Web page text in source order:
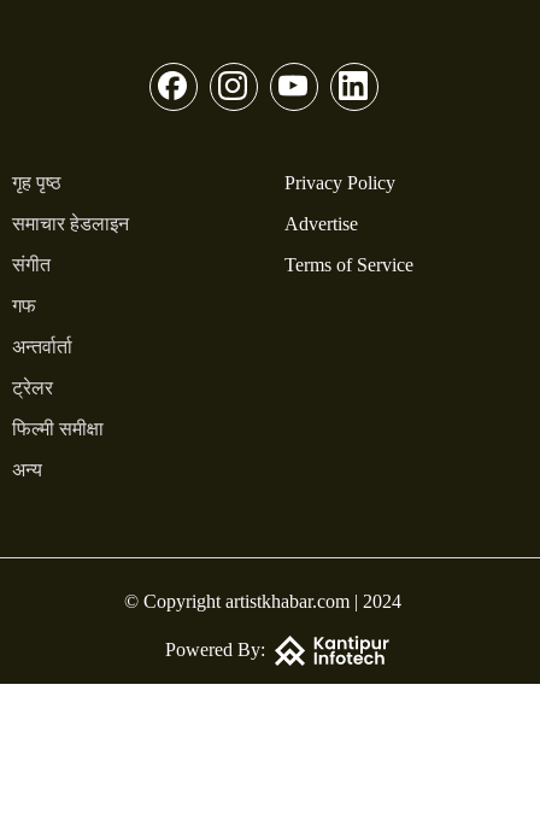
गृह पृष्ठ
समाचार हेडलाइन
संगीत
गफ
अन्तर्वार्ता
ट्रेलर
फिल्मी समीक्षा
अन्य
Privacy Policy
Advertise
Terms of Service
© Copyright artistkhabar.com | 2024
Powered By: